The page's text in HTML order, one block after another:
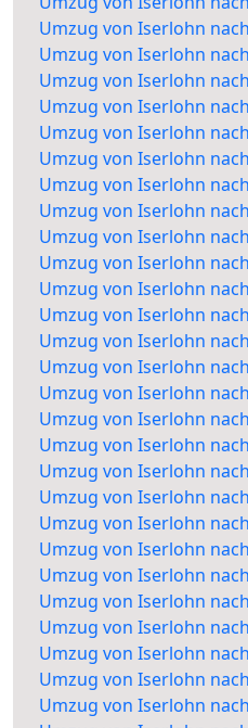
Umzug von Iserlohn
Umzug von Iserlohn
Umzug von Iserlohn
Umzug von Iserlohn
Umzug von Iserlohn
Umzug von Iserlohn
Umzug von Iserlohn
Umzug von Iserlohn
Umzug von Iserlohn
Umzug von Iserlohn
Umzug von Iserlohn
Umzug von Iserlohn
Umzug von Iserlohn
Umzug von Iserlohn
Umzug von Iserlohn
Umzug von Iserlohn
Umzug von Iserlohn
Umzug von Iserlohn
Umzug von Iserlohn
Umzug von Iserlohn
Umzug von Iserlohn
Umzug von Iserlohn
Umzug von Iserlohn
Umzug von Iserlohn
Umzug von Iserlohn
Umzug von Iserlohn
Umzug von Iserlohn